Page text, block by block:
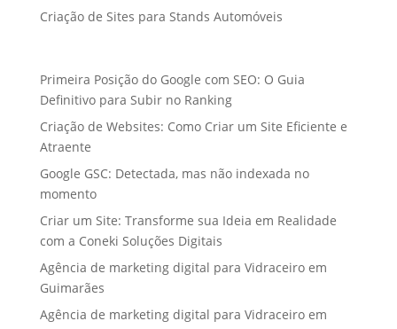
Criação de Sites para Stands Automóveis
Primeira Posição do Google com SEO: O Guia
Definitivo para Subir no Ranking
Criação de Websites: Como Criar um Site Eficiente e
Atraente
Google GSC: Detectada, mas não indexada no
momento
Criar um Site: Transforme sua Ideia em Realidade
com a Coneki Soluções Digitais
Agência de marketing digital para Vidraceiro em
Guimarães
Agência de marketing digital para Vidraceiro em